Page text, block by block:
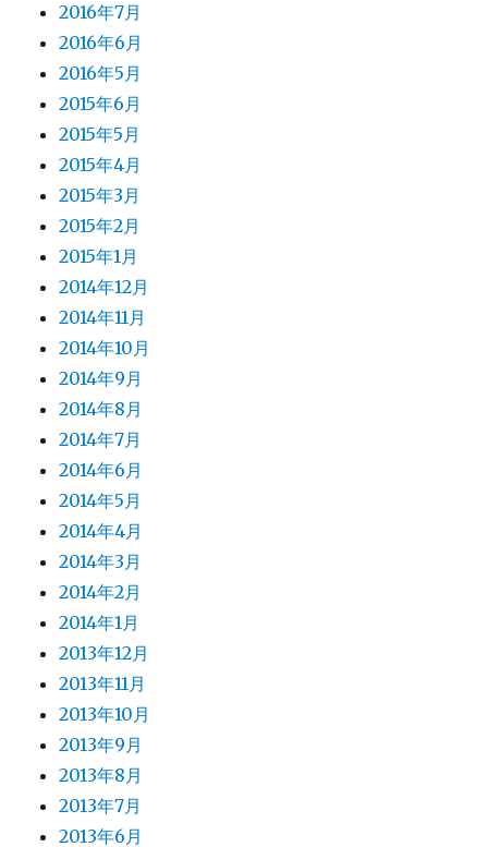
2016年7月
2016年6月
2016年5月
2015年6月
2015年5月
2015年4月
2015年3月
2015年2月
2015年1月
2014年12月
2014年11月
2014年10月
2014年9月
2014年8月
2014年7月
2014年6月
2014年5月
2014年4月
2014年3月
2014年2月
2014年1月
2013年12月
2013年11月
2013年10月
2013年9月
2013年8月
2013年7月
2013年6月